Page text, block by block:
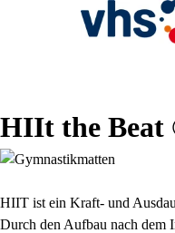
HIIt the Beat
HIIT ist ein Kraft- und
Durch den Aufbau nach dem